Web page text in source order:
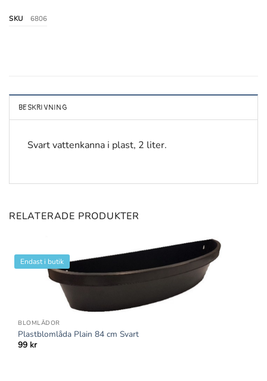
SKU 6806
BESKRIVNING
Svart vattenkanna i plast, 2 liter.
RELATERADE PRODUKTER
Endast i butik
BLOMLÅDOR
Plastblomlåda Plain 84 cm Svart
99 kr